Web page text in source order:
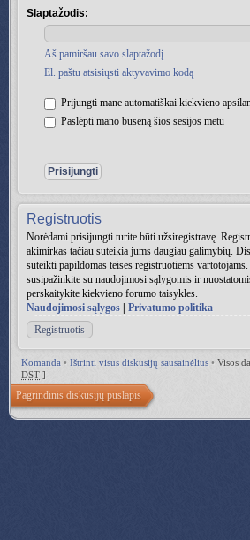
Slaptažodis:
Aš pamiršau savo slaptažodį
El. paštu atsisiųsti aktyvavimo kodą
Prijungti mane automatiškai kiekvieno
Paslėpti mano būseną šios sesijos metu
Registruotis
Norėdami prisijungti turite būti užsiregistravę.
akimirkas tačiau suteikia jums daugiau galimybių.
suteikti papildomas teises registruotiems
susipažinkite su naudojimosi sąlygomis ir
perskaitykite kiekvieno forumo taisykles.
Naudojimosi sąlygos
Privatumo politika
Registruotis
Komanda • Ištrinti visus diskusijų sausainėlius • Visos
DST ]
Pagrindinis diskusijų puslapis